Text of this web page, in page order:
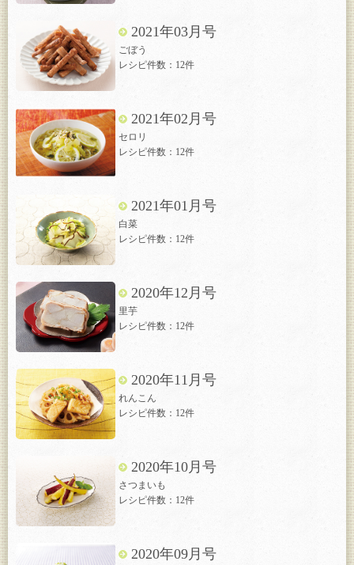
2021年03月号
ごぼう
レシピ件数：12件
2021年02月号
セロリ
レシピ件数：12件
2021年01月号
白菜
レシピ件数：12件
2020年12月号
里芋
レシピ件数：12件
2020年11月号
れんこん
レシピ件数：12件
2020年10月号
さつまいも
レシピ件数：12件
2020年09月号